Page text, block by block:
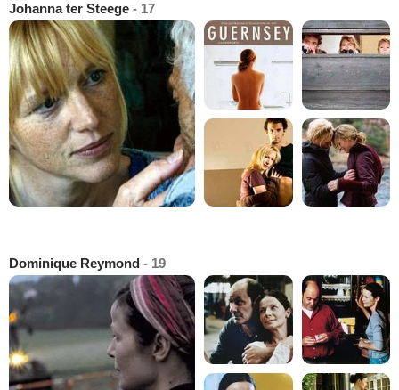
Johanna ter Steege - 17
Dominique Reymond - 19